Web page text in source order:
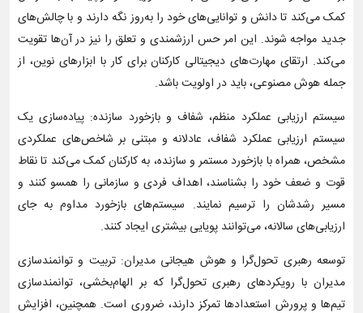
کمک می‌کند تا دانش و توانایی‌های خود را به‌روز نگه دارند و با چالش‌های
جدید مواجه شوند. این امر حس ارزشمندی و تعلق را نیز در آن‌ها تقویت
می‌کند. ارتقای مهارت‌های دیجیتالی کارکنان برای کار با ابزارهای نوین، از
جمله هوش مصنوعی، باید در اولویت باشد.
سیستم ارزیابی عملکرد منظم، شفاف و بازخورد سازنده: پیاده‌سازی یک
سیستم ارزیابی عملکرد شفاف، عادلانه و مبتنی بر شاخص‌های عملکردی
مشخص، همراه با بازخورد مستمر و سازنده، به کارکنان کمک می‌کند تا نقاط
قوت و ضعف خود را بشناسند، اهداف فردی و سازمانی را همسو کنند و
مسیر رشدشان را ترسیم نمایند. سیستم‌های بازخورد مداوم به جای
ارزیابی‌های سالانه، می‌توانند پویایی بیشتری ایجاد کنند.
توسعه رهبری تحول‌گرا و هوش هیجانی مدیران: تربیت و توانمندسازی
مدیران با رویکردهای رهبری تحول‌گرا که بر الهام‌بخشی، توانمندسازی
تیم‌ها و پرورش استعدادها تمرکز دارند، ضروری است. همچنین، افزایش